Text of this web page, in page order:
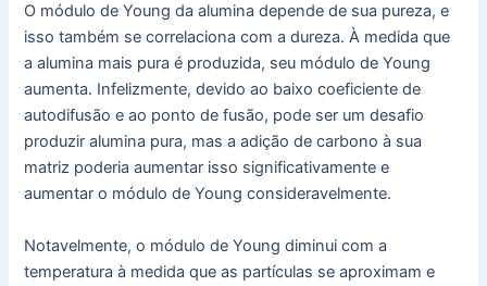
O módulo de Young da alumina depende de sua pureza, e
isso também se correlaciona com a dureza. À medida que
a alumina mais pura é produzida, seu módulo de Young
aumenta. Infelizmente, devido ao baixo coeficiente de
autodifusão e ao ponto de fusão, pode ser um desafio
produzir alumina pura, mas a adição de carbono à sua
matriz poderia aumentar isso significativamente e
aumentar o módulo de Young consideravelmente.
Notavelmente, o módulo de Young diminui com a
temperatura à medida que as partículas se aproximam e